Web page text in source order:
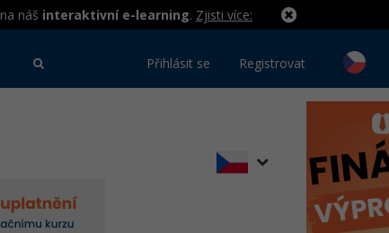
na náš interaktivní e-learning. Zjisti více:
Přihlásit se Registrovat